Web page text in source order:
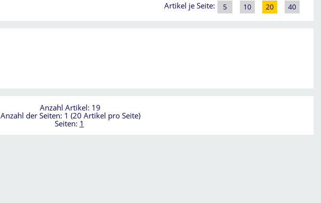
Artikel je Seite: 5 10 20 40
Anzahl Artikel: 19
Anzahl der Seiten: 1 (20 Artikel pro Seite)
Seiten: 1